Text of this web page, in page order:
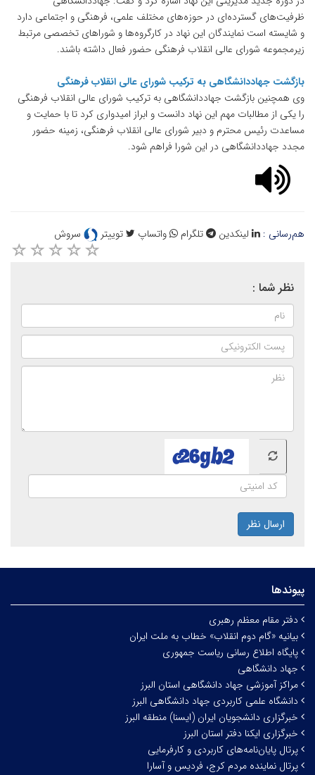
ظرفیت‌های گسترده‌ای در حوزه‌های مختلف علمی، فرهنگی و اجتماعی دارد
و شایسته است نمایندگان این نهاد در کارگروه‌ها و شوراهای تخصصی مرتبط
زیرمجموعه شورای عالی انقلاب فرهنگی حضور فعال داشته باشند.
بازگشت جهاددانشگاهی به ترکیب شورای عالی انقلاب فرهنگی
وی همچنین بازگشت جهاددانشگاهی به ترکیب شورای عالی انقلاب فرهنگی
را یکی از مطالبات مهم این نهاد دانست و ابراز امیدواری کرد تا با حمایت و
مساعدت رئیس محترم و دبیر شورای عالی انقلاب فرهنگی، زمینه حضور
مجدد جهاددانشگاهی در این شورا فراهم شود.
هم‌رسانی : لینکدین تلگرام واتساپ توییتر سروش
نظر شما :
ارسال نظر
پیوندها
دفتر مقام معظم رهبری
بیانیه «گام دوم انقلاب» خطاب به ملت ایران
پایگاه اطلاع رسانی ریاست جمهوری
جهاد دانشگاهی
مراکز آموزشی جهاد دانشگاهی استان البرز
دانشگاه علمی کاربردی جهاد دانشگاهی البرز
خبرگزاری دانشجویان ایران (ایسنا) منطقه البرز
خبرگزاری ایکنا دفتر استان البرز
پرتال پایان‌نامه‌های کاربردی و کارفرمایی
پرتال نماینده مردم کرج، فردیس و آسارا